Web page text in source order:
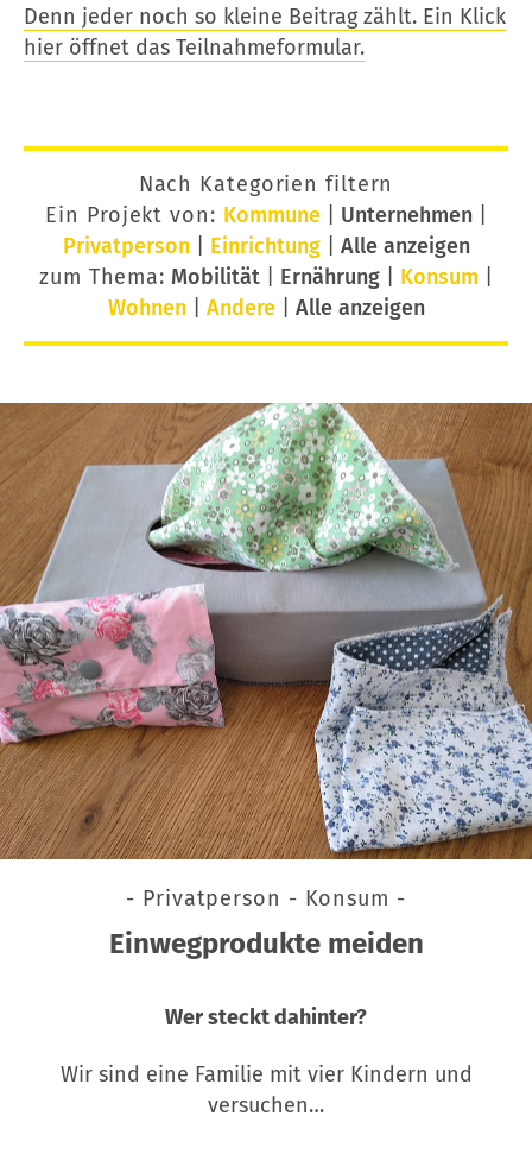
Denn jeder noch so kleine Beitrag zählt. Ein Klick
hier öffnet das Teilnahmeformular.
Nach Kategorien filtern
Ein Projekt von: Kommune| Unternehmen|
Privatperson| Einrichtung| Alle anzeigen
zum Thema: Mobilität Ernährung Konsum
Wohnen| Andere| Alle anzeigen
- Privatperson - Konsum -
Einwegprodukte meiden
Wer steckt dahinter?
Wir sind eine Familie mit vier Kindern und
versuchen…